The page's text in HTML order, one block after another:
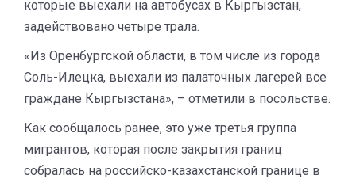
которые выехали на автобусах в Кыргызстан,
задействовано четыре трала.
«Из Оренбургской области, в том числе из города
Соль-Илецка, выехали из палаточных лагерей все
граждане Кыргызстана», – отметили в посольстве.
Как сообщалось ранее, это уже третья группа
мигрантов, которая после закрытия границ
собралась на российско-казахстанской границе в